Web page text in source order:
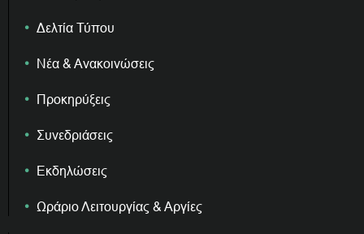
Δελτία Τύπου
Νέα & Ανακοινώσεις
Προκηρύξεις
Συνεδριάσεις
Εκδηλώσεις
Ωράριο Λειτουργίας & Αργίες